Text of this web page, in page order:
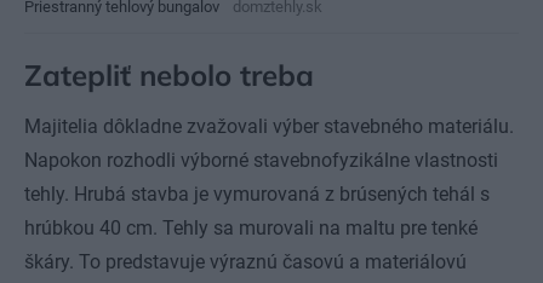
Priestranný tehlový bungalov domztehly.sk
Zatepliť nebolo treba
Majitelia dôkladne zvažovali výber stavebného materiálu.
Napokon rozhodli výborné stavebnofyzikálne vlastnosti
tehly. Hrubá stavba je vymurovaná z brúsených tehál s
hrúbkou 40 cm. Tehly sa murovali na maltu pre tenké
škáry. To predstavuje výraznú časovú a materiálovú